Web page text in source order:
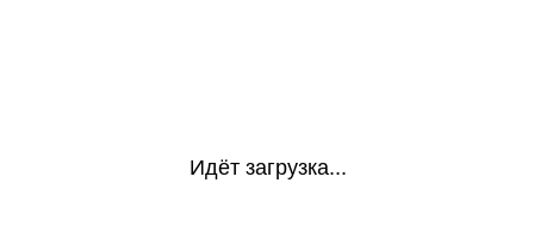
Идёт загрузка...